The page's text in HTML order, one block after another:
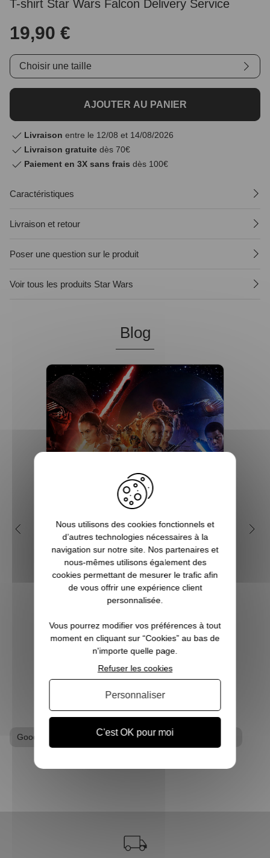
T-shirt Star Wars Falcon Delivery Service
19,90 €
Choisir une taille
AJOUTER AU PANIER
Livraison entre le 12/08 et 14/08/2026
Livraison gratuite dès 70€
Paiement en 3X sans frais dès 100€
Caractéristiques
Livraison et retour
Poser une question sur le produit
Voir tous les produits Star Wars
Blog
Pourquoi Star Wars est
devenu une saga culte ?
Créée par Georges Lucas, Star Wars est
l'une des franchises les plus populaires et
les plus rentables de toute l'histoire du
cinéma. Tout commence avec le premier
ennealogie, qui devient culte dès sa...
VOIR L'ARTICLE
Goodies Star Wars T-shirt geek
Nous utilisons des cookies fonctionnels et
d’autres technologies nécessaires à la
navigation sur notre site. Nos partenaires et
nous-mêmes utilisons également des
cookies permettant de mesurer le trafic afin
de vous offrir une expérience client
personnalisée.
Vous pourrez modifier vos préférences à tout
moment en cliquant sur “Cookies” au bas de
n'importe quelle page.
C'est OK pour moi
Refuser les cookies
Personnaliser